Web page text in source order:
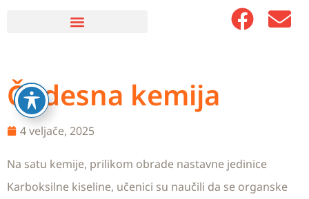
Čudesna kemija
4 veljače, 2025
Na satu kemije, prilikom obrade nastavne jedinice
Karboksilne kiseline, učenici su naučili da se organske